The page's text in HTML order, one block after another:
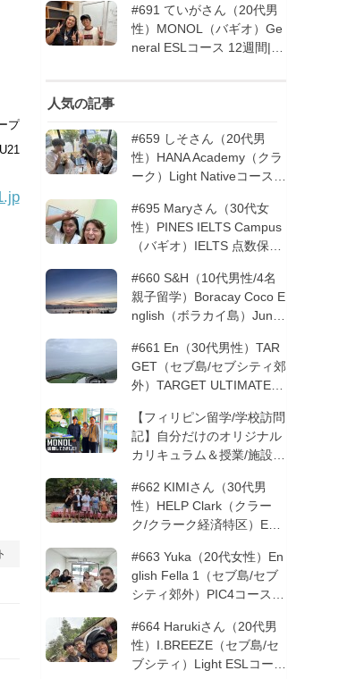
プ
ピン留学5回目リピータ
ー）| フィリピン留学
#691 ていがさん（20代男
性）MONOL（バギオ）Ge
neral ESLコース 12週間|
人気の記事
#659 しそさん（20代男
性）HANA Academy（クラ
ーク）Light Nativeコース 4
#695 Maryさん（30代女
性）PINES IELTS Campus
（バギオ）IELTS 点数保証
#660 S&H（10代男性/4名
親子留学）Boracay Coco E
nglish（ボラカイ島）Junio
ン留学
#661 En（30代男性）TAR
GET（セブ島/セブシティ郊
外）TARGET ULTIMATE 8
留学
【フィリピン留学/学校訪問
記】自分だけのオリジナル
カリキュラム＆授業/施設の
─MONOLを徹底取材！
#662 KIMIさん（30代男
性）HELP Clark（クラー
ク/クラーク経済特区）ESL
オの他校に転校 | フィリピ
ン留学
#663 Yuka（20代女性）En
glish Fella 1（セブ島/セブ
シティ郊外）PIC4コース 8
#664 Harukiさん（20代男
性）I.BREEZE（セブ島/セ
ブシティ）Light ESLコース